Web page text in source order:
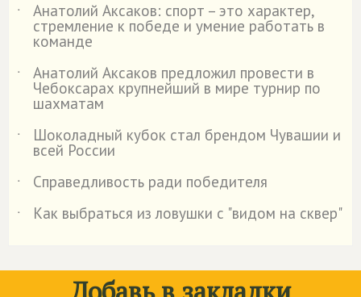
˙ Анатолий Аксаков: спорт – это характер,
стремление к победе и умение работать в
команде
˙
Анатолий Аксаков предложил провести в
Чебоксарах крупнейший в мире турнир по
шахматам
˙
Шоколадный кубок стал брендом Чувашии и
всей России
˙
Справедливость ради победителя
˙
Как выбраться из ловушки с "видом на сквер"